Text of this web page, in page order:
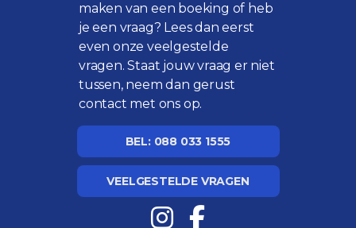
maken van een boeking of heb
je een vraag? Lees dan eerst
even onzeveelgestelde
vragen. Staat jouw vraag er niet
tussen, neem dan gerust
contact met ons op.
BEL: 088 033 1555
VEELGESTELDE VRAGEN